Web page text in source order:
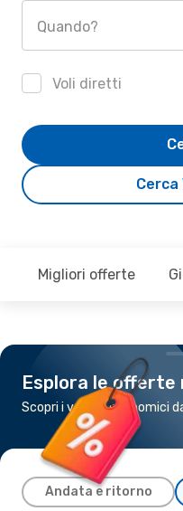
Quando?
Voli diretti
Cerca
Migliori offerte
Esplora le offerte
Scopri i voli più economici
Andata e ritorno